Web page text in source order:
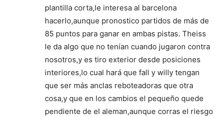
plantilla corta,le interesa al barcelona
hacerlo,aunque pronostico partidos de más de
85 puntos para ganar en ambas pistas. Theiss
le da algo que no tenían cuando jugaron contra
nosotros,y es tiro exterior desde posiciones
interiores,lo cual hará que fall y willy tengan
que ser más anclas reboteadoras que otra
cosa,y que en los cambios el pequeño quede
pendiente de el aleman,aunque corras el riesgo